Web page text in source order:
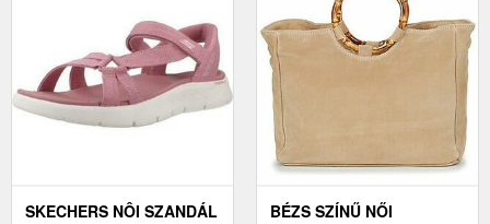
SKECHERS NÔI SZANDÁL
BÉZS SZÍNŰ NŐI